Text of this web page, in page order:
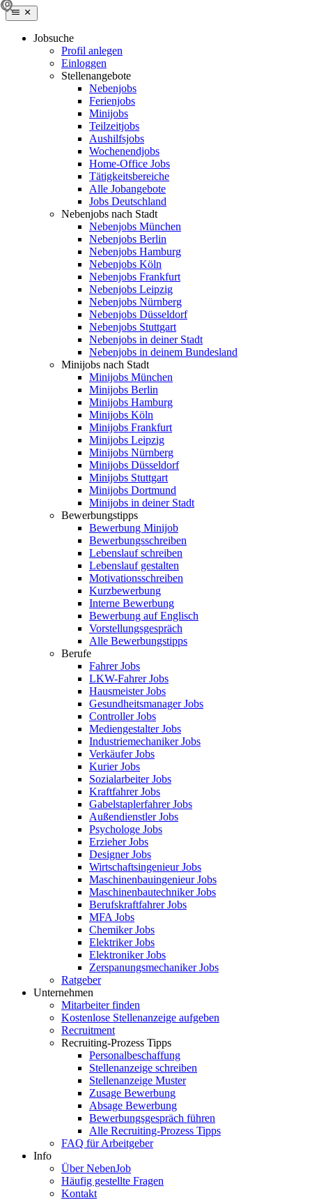
Jobsuche
Profil anlegen
Einloggen
Stellenangebote
Nebenjobs
Ferienjobs
Minijobs
Teilzeitjobs
Aushilfsjobs
Wochenendjobs
Home-Office Jobs
Tätigkeitsbereiche
Alle Jobangebote
Jobs Deutschland
Nebenjobs nach Stadt
Nebenjobs München
Nebenjobs Berlin
Nebenjobs Hamburg
Nebenjobs Köln
Nebenjobs Frankfurt
Nebenjobs Leipzig
Nebenjobs Nürnberg
Nebenjobs Düsseldorf
Nebenjobs Stuttgart
Nebenjobs in deiner Stadt
Nebenjobs in deinem Bundesland
Minijobs nach Stadt
Minijobs München
Minijobs Berlin
Minijobs Hamburg
Minijobs Köln
Minijobs Frankfurt
Minijobs Leipzig
Minijobs Nürnberg
Minijobs Düsseldorf
Minijobs Stuttgart
Minijobs Dortmund
Minijobs in deiner Stadt
Bewerbungstipps
Bewerbung Minijob
Bewerbungsschreiben
Lebenslauf schreiben
Lebenslauf gestalten
Motivationsschreiben
Kurzbewerbung
Interne Bewerbung
Bewerbung auf Englisch
Vorstellungsgespräch
Alle Bewerbungstipps
Berufe
Fahrer Jobs
LKW-Fahrer Jobs
Hausmeister Jobs
Gesundheitsmanager Jobs
Controller Jobs
Mediengestalter Jobs
Industriemechaniker Jobs
Verkäufer Jobs
Kurier Jobs
Sozialarbeiter Jobs
Kraftfahrer Jobs
Gabelstaplerfahrer Jobs
Außendienstler Jobs
Psychologe Jobs
Erzieher Jobs
Designer Jobs
Wirtschaftsingenieur Jobs
Maschinenbauingenieur Jobs
Maschinenbautechniker Jobs
Berufskraftfahrer Jobs
MFA Jobs
Chemiker Jobs
Elektriker Jobs
Elektroniker Jobs
Zerspanungsmechaniker Jobs
Ratgeber
Unternehmen
Mitarbeiter finden
Kostenlose Stellenanzeige aufgeben
Recruitment
Recruiting-Prozess Tipps
Personalbeschaffung
Stellenanzeige schreiben
Stellenanzeige Muster
Zusage Bewerbung
Absage Bewerbung
Bewerbungsgespräch führen
Alle Recruiting-Prozess Tipps
FAQ für Arbeitgeber
Info
Über NebenJob
Häufig gestellte Fragen
Kontakt